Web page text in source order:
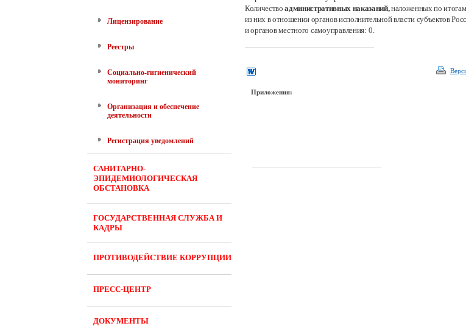
Лицензирование
Реестры
Социально-гигиенический
мониторинг
Организация и обеспечение
деятельности
Регистрация уведомлений
САНИТАРНО-
ЭПИДЕМИОЛОГИЧЕСКАЯ
ОБСТАНОВКА
ГОСУДАРСТВЕННАЯ СЛУЖБА И
КАДРЫ
ПРОТИВОДЕЙСТВИЕ КОРРУПЦИИ
ПРЕСС-ЦЕНТР
ДОКУМЕНТЫ
Количествоадминистративных наказаний,наложенных по
из них в отношении органов исполнительной власти субъектов
и органов местного самоуправления: 0.
Приложения: